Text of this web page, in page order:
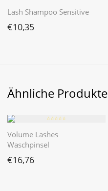
Lash Shampoo Sensitive
€10,35
Ähnliche Produkte
⭐️⭐️⭐️⭐️⭐️
Volume Lashes
Waschpinsel
€16,76